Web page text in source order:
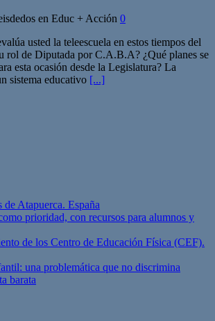
en Educ + Acción 0
usted la teleescuela en estos tiempos del
rol de Diputada por C.A.B.A? ¿Qué planes se
esta ocasión desde la Legislatura? La
sistema educativo [...]